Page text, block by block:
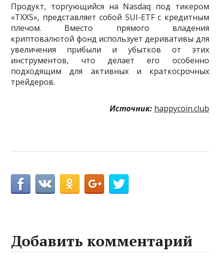
Продукт, торгующийся на Nasdaq под тикером
«TXXS», представляет собой SUI-ETF с кредитным
плечом. Вместо прямого владения
криптовалютой фонд использует деривативы для
увеличения прибыли и убытков от этих
инструментов, что делает его особенно
подходящим для активных и краткосрочных
трейдеров.
Источник: happycoin.club
Добавить комментарий